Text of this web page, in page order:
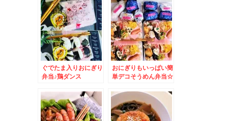
ぐでたま入りおにぎり
弁当♪鶏ダンス
おにぎりもいっぱい簡
単デコそうめん弁当☆